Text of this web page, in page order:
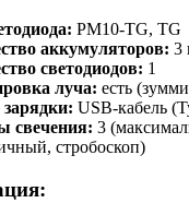
PM10-TG, TG
аккумуляторов: 3
светодиодов: 1
луча: есть
USB-кабель
свечения: 3
стробоскоп)